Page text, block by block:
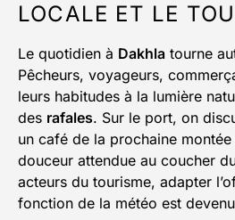
LOCALE ET LE
Le quotidien à Dakhla tourne
Pêcheurs, voyageurs,
leurs habitudes à la lumière
des rafales. Sur le port, on
un café de la prochaine montée
douceur attendue au coucher
acteurs du tourisme, adapter
fonction de la météo est